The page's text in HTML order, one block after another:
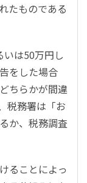
たものである
いは50万円し
をした場合
ちらかが間違
税務署は「お
か、税務調査
ることによっ